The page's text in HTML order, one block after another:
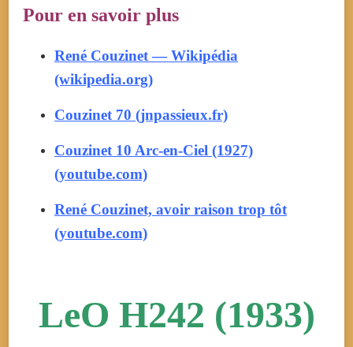
Pour en savoir plus
René Couzinet — Wikipédia
(wikipedia.org)
Couzinet 70 (jnpassieux.fr)
Couzinet 10 Arc-en-Ciel (1927)
(youtube.com)
René Couzinet, avoir raison trop tôt
(youtube.com)
LeO H242 (1933)